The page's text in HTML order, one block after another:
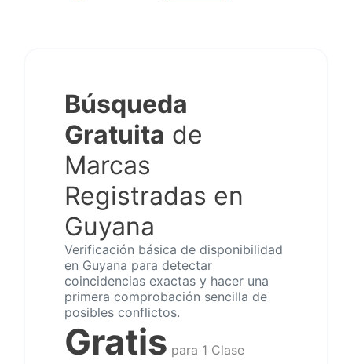
Búsqueda
Gratuita de
Marcas
Registradas en
Guyana
Verificación básica de disponibilidad
en Guyana para detectar
coincidencias exactas y hacer una
primera comprobación sencilla de
posibles conflictos.
Gratis para 1 Clase